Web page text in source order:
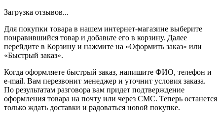
Загрузка отзывов...
Для покупки товара в нашем интернет-магазине выберите
понравившийся товар и добавьте его в корзину. Далее
перейдите в Корзину и нажмите на «Оформить заказ» или
«Быстрый заказ».
Когда оформляете быстрый заказ, напишите ФИО, телефон и
e-mail. Вам перезвонит менеджер и уточнит условия заказа.
По результатам разговора вам придет подтверждение
оформления товара на почту или через СМС. Теперь останется
только ждать доставки и радоваться новой покупке.